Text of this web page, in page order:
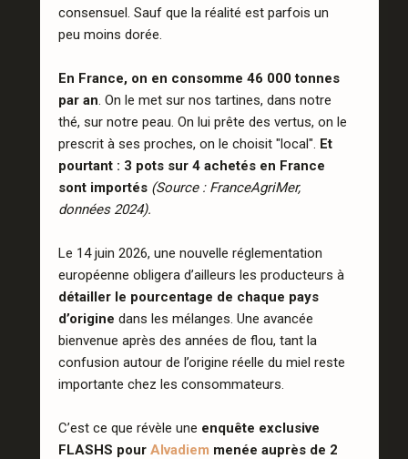
consensuel. Sauf que la réalité est parfois un
peu moins dorée.
En France, on en consomme 46 000 tonnes
par an. On le met sur nos tartines, dans notre
thé, sur notre peau. On lui prête des vertus, on le
prescrit à ses proches, on le choisit "local". Et
pourtant : 3 pots sur 4 achetés en France
sont importés (Source : FranceAgriMer,
données 2024).
Le 14 juin 2026, une nouvelle réglementation
européenne obligera d’ailleurs les producteurs à
détailler le pourcentage de chaque pays
d’origine dans les mélanges. Une avancée
bienvenue après des années de flou, tant la
confusion autour de l’origine réelle du miel reste
importante chez les consommateurs.
C’est ce que révèle une enquête exclusive
FLASHS pourAlvadiem menée auprès de 2